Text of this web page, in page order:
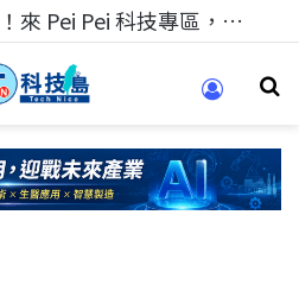
跨世代的技術對話！來 Pei Pei 科技專區，用專業洞察引領學弟妹成長